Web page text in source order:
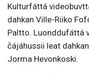
Kulturfáttá
dahkan Ville-Riiko
Paltto. Luonddufáttá
čájáhussii leat
Jorma Hevonkoski.